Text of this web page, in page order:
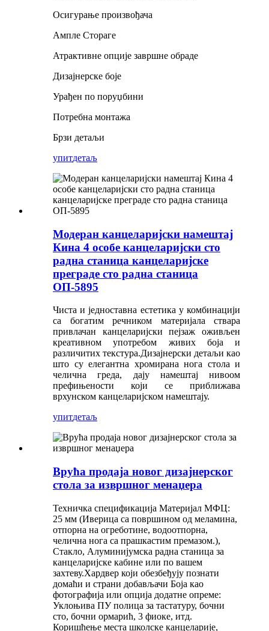
Осигурање произвођача
Ампле Стораге
Атрактивне опције завршне обраде
Дизајнерске боје
Урађен по поруџбини
Потребна монтажа
Брзи детаљи
упитдетаљ
Модеран канцеларијски намештај
Кина 4 особе канцеларијски сто
радна станица канцеларијске
преграде сто радна станица
ОП-5895
Чиста и једноставна естетика у комбинацији
са богатим речником материјала ствара
привлачан канцеларијски пејзаж оживљен
креативном употребом живих боја и
различитих текстура.Дизајнерски детаљи као
што су елегантна хромирана нога стола и
челична греда, дају намештај нивоом
префињености који се приближава
врхунском канцеларијском намештају.
упитдетаљ
Врућа продаја новог дизајнерског
стола за извршног менаџера
Техничка спецификација Материјал МФЦ:
25 мм (Иверица са површином од меламина,
отпорна на огреботине, водоотпорна,
челична нога са прашкастим премазом.),
Стакло, Алуминијумска радна станица за
канцеларијске кабине или по вашем
захтеву.Хардвер који обезбеђују познати
домаћи и страни добављачи Боја као
фотографија или опција додатне опреме:
Уклоњива ПУ полица за тастатуру, бочни
сто, бочни ормарић, 3 фиоке, итд.
Коришћење места школске канцеларије,